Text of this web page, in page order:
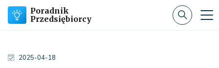
Poradnik
Przedsiębiorcy
2025-04-18